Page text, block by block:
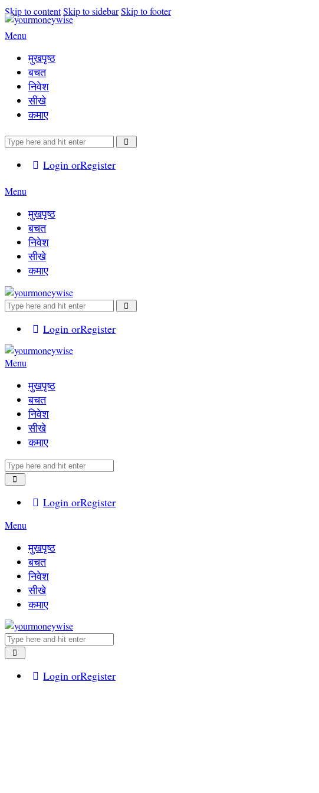
Skip to contentSkip to sidebarSkip to footer
Menu
मुखपृष्ठ
बचत
निवेश
सीखे
कमाए
Login orRegister
Menu
मुखपृष्ठ
बचत
निवेश
सीखे
कमाए
Login orRegister
Menu
मुखपृष्ठ
बचत
निवेश
सीखे
कमाए
Login orRegister
Menu
मुखपृष्ठ
बचत
निवेश
सीखे
कमाए
Login orRegister